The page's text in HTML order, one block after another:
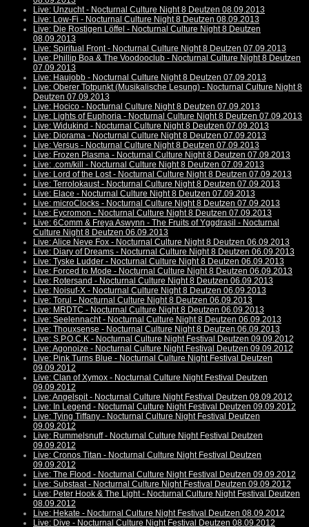
Live: Unzucht - Nocturnal Culture Night 8 Deutzen 08.09.2013
Live: Low-Fi - Nocturnal Culture Night 8 Deutzen 08.09.2013
Live: Die Rostigen Löffel - Nocturnal Culture Night 8 Deutzen
08.09.2013
Live: Spiritual Front - Nocturnal Culture Night 8 Deutzen 07.09.2013
Live: Phillip Boa & The Voodooclub - Nocturnal Culture Night 8 Deutzen
07.09.2013
Live: Haujobb - Nocturnal Culture Night 8 Deutzen 07.09.2013
Live: Oberer Totpunkt (Musikalische Lesung) - Nocturnal Culture Night 8
Deutzen 07.09.2013
Live: Hocico - Nocturnal Culture Night 8 Deutzen 07.09.2013
Live: Lights of Euphoria - Nocturnal Culture Night 8 Deutzen 07.09.2013
Live: Widukind - Nocturnal Culture Night 8 Deutzen 07.09.2013
Live: Diorama - Nocturnal Culture Night 8 Deutzen 07.09.2013
Live: Versus - Nocturnal Culture Night 8 Deutzen 07.09.2013
Live: Frozen Plasma - Nocturnal Culture Night 8 Deutzen 07.09.2013
Live: .com/kill - Nocturnal Culture Night 8 Deutzen 07.09.2013
Live: Lord of the Lost - Nocturnal Culture Night 8 Deutzen 07.09.2013
Live: Terrolokaust - Nocturnal Culture Night 8 Deutzen 07.09.2013
Live: Elace - Nocturnal Culture Night 8 Deutzen 07.09.2013
Live: microClocks - Nocturnal Culture Night 8 Deutzen 07.09.2013
Live: Eycromon - Nocturnal Culture Night 8 Deutzen 07.09.2013
Live: 6Comm & Freya Aswynn - The Fruits of Yggdrasil - Nocturnal
Culture Night 8 Deutzen 06.09.2013
Live: Alice Neve Fox - Nocturnal Culture Night 8 Deutzen 06.09.2013
Live: Diary of Dreams - Nocturnal Culture Night 8 Deutzen 06.09.2013
Live: Tyske Ludder - Nocturnal Culture Night 8 Deutzen 06.09.2013
Live: Forced to Mode - Nocturnal Culture Night 8 Deutzen 06.09.2013
Live: Rotersand - Nocturnal Culture Night 8 Deutzen 06.09.2013
Live: Noisuf-X - Nocturnal Culture Night 8 Deutzen 06.09.2013
Live: Torul - Nocturnal Culture Night 8 Deutzen 06.09.2013
Live: MRDTC - Nocturnal Culture Night 8 Deutzen 06.09.2013
Live: Seelennacht - Nocturnal Culture Night 8 Deutzen 06.09.2013
Live: Thouxsense - Nocturnal Culture Night 8 Deutzen 06.09.2013
Live: S.P.O.C.K - Nocturnal Culture Night Festival Deutzen 09.09.2012
Live: Agonoize - Nocturnal Culture Night Festival Deutzen 09.09.2012
Live: Pink Turns Blue - Nocturnal Culture Night Festival Deutzen
09.09.2012
Live: Clan of Xymox - Nocturnal Culture Night Festival Deutzen
09.09.2012
Live: Angelspit - Nocturnal Culture Night Festival Deutzen 09.09.2012
Live: In Legend - Nocturnal Culture Night Festival Deutzen 09.09.2012
Live: Tying Tiffany - Nocturnal Culture Night Festival Deutzen
09.09.2012
Live: Rummelsnuff - Nocturnal Culture Night Festival Deutzen
09.09.2012
Live: Cronos Titan - Nocturnal Culture Night Festival Deutzen
09.09.2012
Live: The Flood - Nocturnal Culture Night Festival Deutzen 09.09.2012
Live: Substaat - Nocturnal Culture Night Festival Deutzen 09.09.2012
Live: Peter Hook & The Light - Nocturnal Culture Night Festival Deutzen
08.09.2012
Live: Hekate - Nocturnal Culture Night Festival Deutzen 08.09.2012
Live: Dive - Nocturnal Culture Night Festival Deutzen 08.09.2012